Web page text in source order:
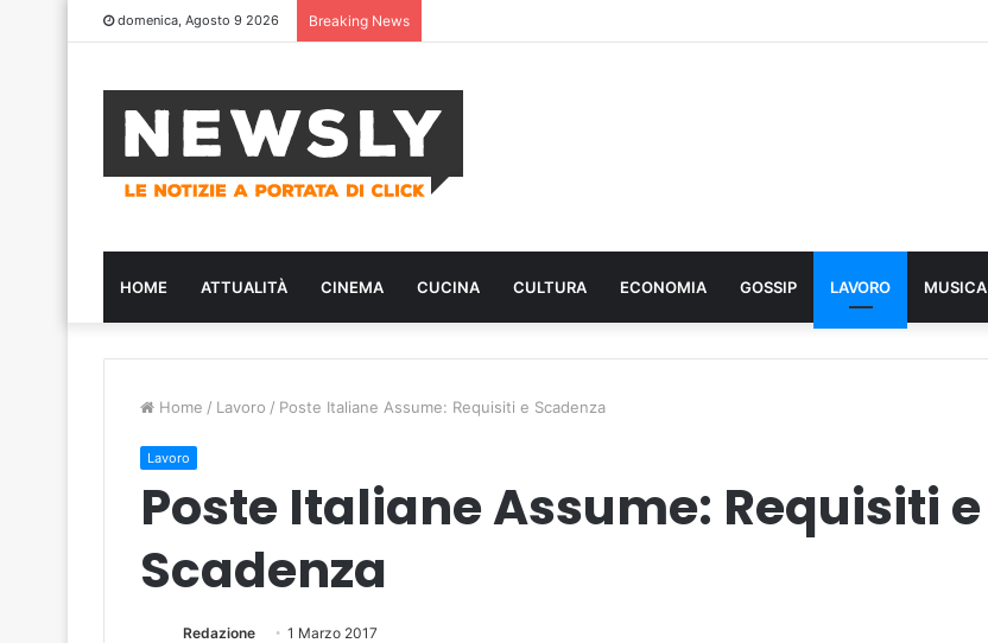
domenica, Agosto 9 2026 Breaking News
HOME ATTUALITÀ CINEMA CUCINA CULTURA ECONOMIA GOSSIP LAVORO MUSICA
Home / Lavoro / Poste Italiane Assume: Requisiti e Scadenza
Lavoro
Poste Italiane Assume: Requisiti e
Scadenza
Redazione 1 Marzo 2017